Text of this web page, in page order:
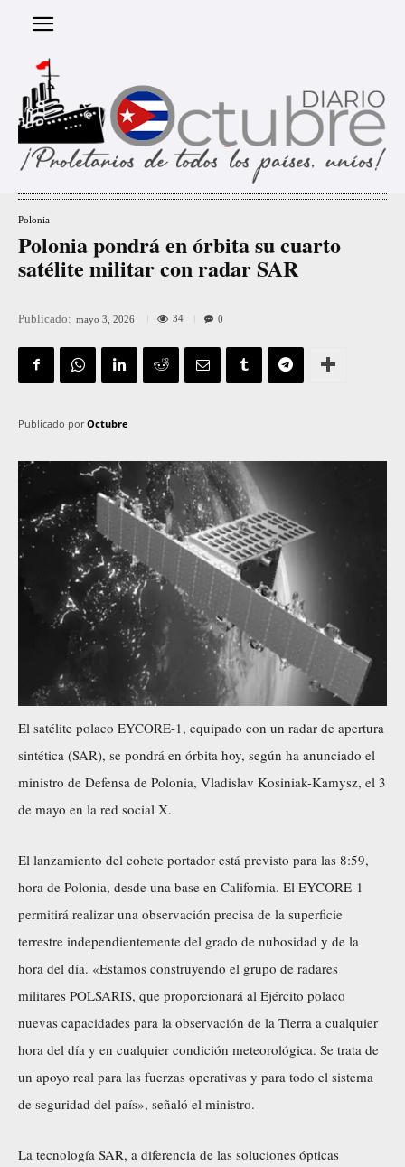
Polonia
Polonia pondrá en órbita su cuarto
satélite militar con radar SAR
Publicado: mayo 3, 2026 34 0
Publicado por Octubre
El satélite polaco EYCORE-1, equipado con un radar de apertura
sintética (SAR), se pondrá en órbita hoy, según ha anunciado el
ministro de Defensa de Polonia, Vladislav Kosiniak-Kamysz, el 3
de mayo en la red social X.
El lanzamiento del cohete portador está previsto para las 8:59,
hora de Polonia, desde una base en California. El EYCORE-1
permitirá realizar una observación precisa de la superficie
terrestre independientemente del grado de nubosidad y de la
hora del día. «Estamos construyendo el grupo de radares
militares POLSARIS, que proporcionará al Ejército polaco
nuevas capacidades para la observación de la Tierra a cualquier
hora del día y en cualquier condición meteorológica. Se trata de
un apoyo real para las fuerzas operativas y para todo el sistema
de seguridad del país», señaló el ministro.
La tecnología SAR, a diferencia de las soluciones ópticas